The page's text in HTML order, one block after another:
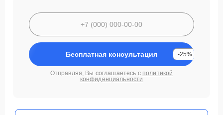
Бесплатная консультация -25%
Отправляя, Вы соглашаетесь с политикой
конфиденциальности